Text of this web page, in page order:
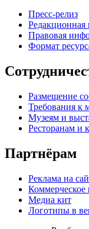
Пресс-релиз
Редакционная
Правовая
Формат
Размещение
Требования к
Музеям и
Ресторанам и
Партнёрам
Реклама на
Коммерческое
Медиа кит
Логотипы в